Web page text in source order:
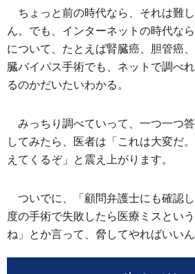
ちょっと前の時代なら、それは難
ん。でも、インターネットの時代な
について、たとえば腎臓癌、胆管癌、
臓バイパス手術でも、ネットで調べ
るのかだいたいわかる。
みっちり調べていって、一つ一つ
してみたら、医者は「これは大変だ
えてくるぞ」と震え上がります。
ついでに、「顧問弁護士にも確認
度の手術で失敗したら医療ミスとい
ね」とか言って、脅してやればいいん